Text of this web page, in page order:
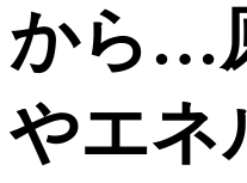
から…
やエネ